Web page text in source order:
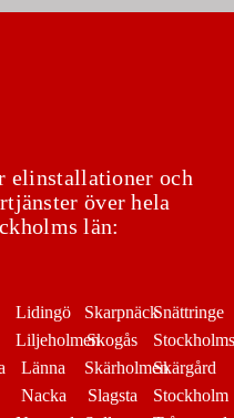
elinstallationer och
över hela
län:
Lidingö
Liljeholmen
Länna
Nacka
Skarpnäck
Skogås
Skärholmen
Slagsta
Snättringe
Skärgård
Stockholm